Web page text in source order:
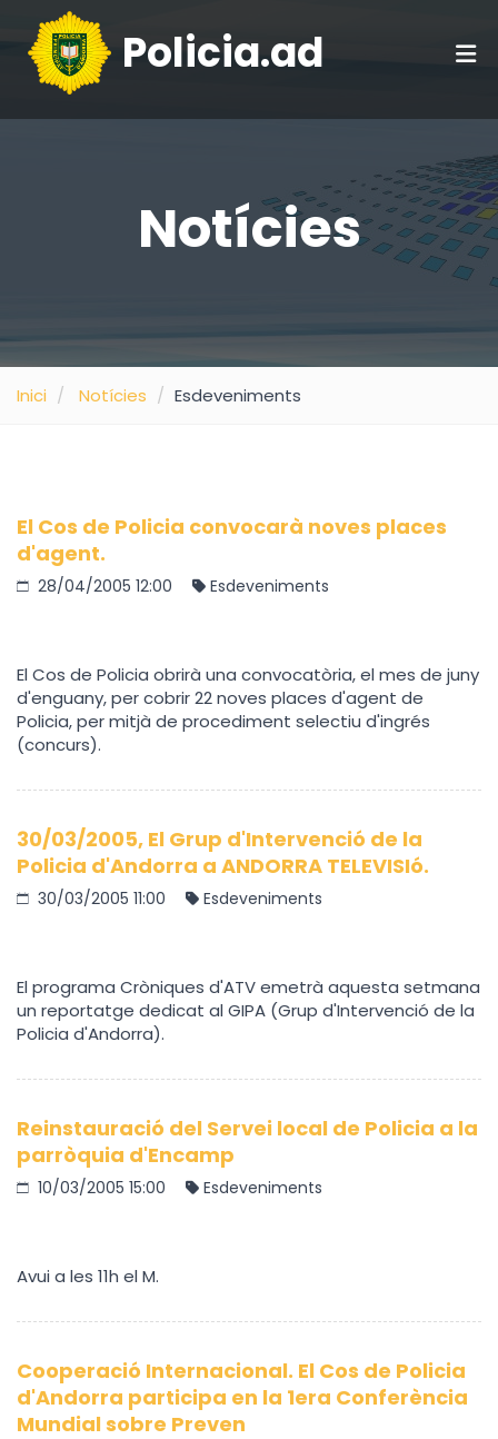
Policia.ad
Notícies
Inici Notícies Esdeveniments
El Cos de Policia convocarà noves places
d'agent.
28/04/2005 12:00 Esdeveniments
El Cos de Policia obrirà una convocatòria, el mes de juny
d'enguany, per cobrir 22 noves places d'agent de
Policia, per mitjà de procediment selectiu d'ingrés
(concurs).
30/03/2005, El Grup d'Intervenció de la
Policia d'Andorra a ANDORRA TELEVISIó.
30/03/2005 11:00 Esdeveniments
El programa Cròniques d'ATV emetrà aquesta setmana
un reportatge dedicat al GIPA (Grup d'Intervenció de la
Policia d'Andorra).
Reinstauració del Servei local de Policia a la
parròquia d'Encamp
10/03/2005 15:00 Esdeveniments
Avui a les 11h el M.
Cooperació Internacional. El Cos de Policia
d'Andorra participa en la 1era Conferència
Mundial sobre Preven